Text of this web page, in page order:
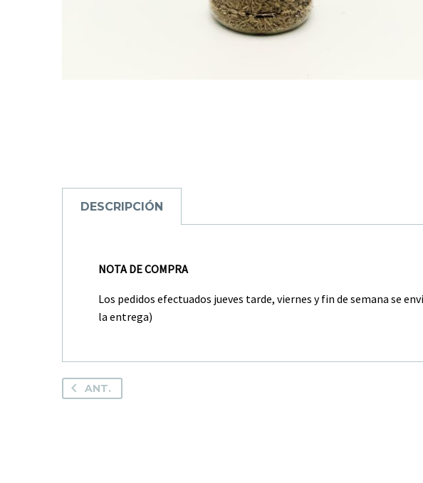
DESCRIPCIÓN
NOTA DE COMPRA
Los pedidos efectuados jueves tarde, viernes y fin de semana se
la entrega)
ANT.